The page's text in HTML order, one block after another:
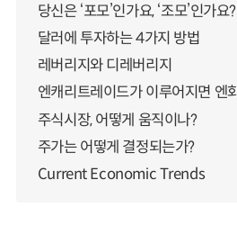
당신은 ‘포모’인가요, ‘조모’인가요?
달러에 투자하는 4가지 방법
레버리지와 디레버리지
주식시장, 어떻게 움직이나?
주가는 어떻게 결정되는가?
Current Economic Trends